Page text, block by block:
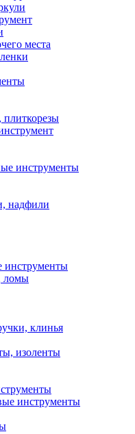
места
плиткорезы
инструменты
надфили
инструменты
ломы
клинья
изоленты
инструменты